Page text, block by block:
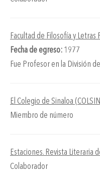
Facultad de Filosofía y Letras
Fecha de egreso: 1977
Fue Profesor en la División
El Colegio de Sinaloa
Miembro de número
Estaciones. Revista Literaria
Colaborador